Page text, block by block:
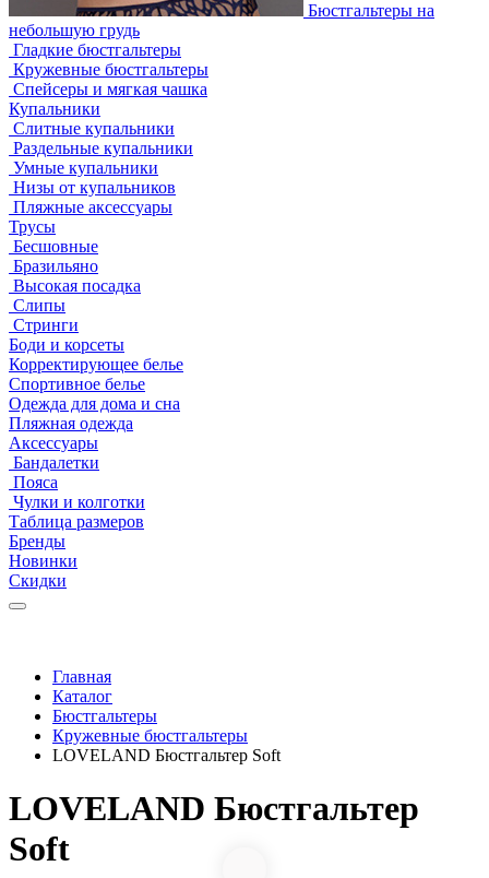
Бюстгальтеры на
небольшую грудь
Гладкие бюстгальтеры
Кружевные бюстгальтеры
Спейсеры и мягкая чашка
Купальники
Слитные купальники
Раздельные купальники
Умные купальники
Низы от купальников
Пляжные аксессуары
Трусы
Бесшовные
Бразильяно
Высокая посадка
Слипы
Стринги
Боди и корсеты
Корректирующее белье
Спортивное белье
Одежда для дома и сна
Пляжная одежда
Аксессуары
Бандалетки
Пояса
Чулки и колготки
Таблица размеров
Бренды
Новинки
Скидки
Главная
Каталог
Бюстгальтеры
Кружевные бюстгальтеры
LOVELAND Бюстгальтер Soft
LOVELAND Бюстгальтер
Soft